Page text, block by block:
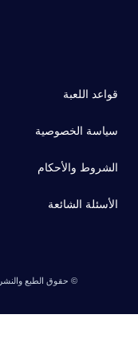
قواعد اللعبة
سياسة الخصوصية
الشروط والأحكام
الأسئلة الشائعة
© حقوق الطبع والنشر 2024، جميع الحقوق محفوظة لـ Fanzword